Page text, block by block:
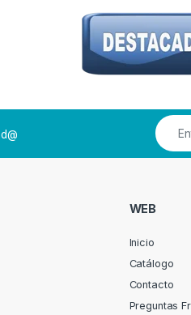
WEB
Inicio
Catálogo
Contacto
Preguntas